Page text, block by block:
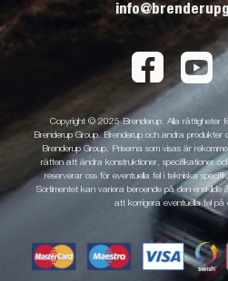
Copyright © 2025 Brenderup. Alla rättigheter
Brenderup Group. Brenderup och andra produkter
Brenderup Group. Priserna som visas är
rätten att ändra konstruktioner, specifikationer
reserverar oss för eventuella fel i tekniska
Sortimentet kan variera beroende på den enskilde
att korrigera eventuella fel på